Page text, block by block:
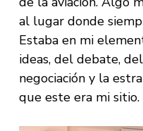
al lugar donde
Estaba en mi
ideas, del debate,
negociación y la
que este era mi sitio.